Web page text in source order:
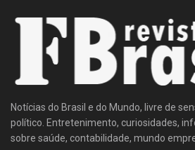
Notícias do Brasil e do Mundo, livre de
político. Entretenimento, curiosidades,
sobre saúde, contabilidade, mundo